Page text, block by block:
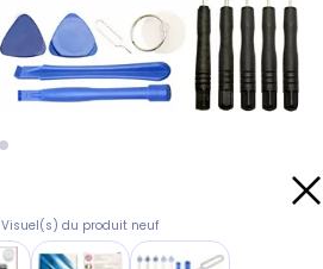
Visuel(s) du produit neuf